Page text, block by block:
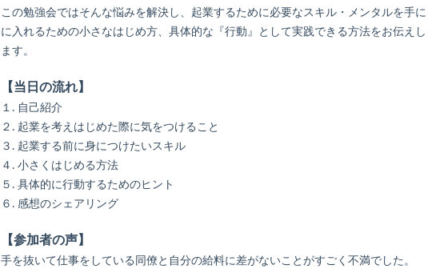
この勉強会ではそんな悩みを解決し、起業するために必要なスキル・メンタルを手に
に入れるための小さなはじめ方、具体的な『行動』として実践できる方法をお伝えし
ます。
【当日の流れ】
１. 自己紹介
２. 起業を考えはじめた際に気をつけること
３. 起業する前に身につけたいスキル
４. 小さくはじめる方法
５. 具体的に行動するためのヒント
６. 感想のシェアリング
【参加者の声】
手を抜いて仕事をしている同僚と自分の給料に差がないことがすごく不満でした。